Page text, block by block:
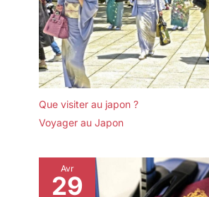
Que visiter au japon ?
Voyager au Japon
Avr
29